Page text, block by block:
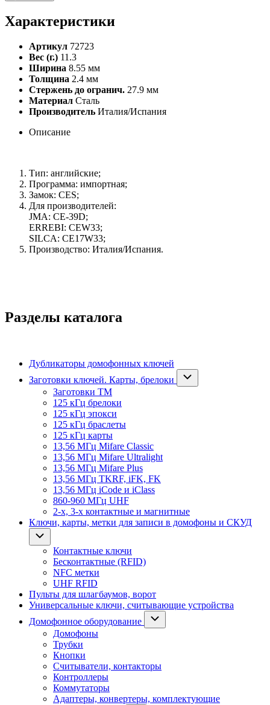
Характеристики
Артикул 72723
Вес (г.) 11.3
Ширина 8.55 мм
Толщина 2.4 мм
Стержень до огранич. 27.9 мм
Материал Сталь
Производитель Италия/Испания
Описание
Тип: английские;
Программа: импортная;
Замок: CES;
Для производителей:
JMA: CE-39D;
ERREBI: CEW33;
SILCA: CE17W33;
Производство: Италия/Испания.
Разделы каталога
Дубликаторы домофонных ключей
Заготовки ключей. Карты, брелоки
Заготовки ТМ
125 кГц брелоки
125 кГц эпокси
125 кГц браслеты
125 кГц карты
13,56 МГц Mifare Classic
13,56 МГц Mifare Ultralight
13,56 МГц Mifare Plus
13,56 МГц TKRF, iFK, FK
13,56 МГц iCode и iClass
860-960 МГц UHF
2-х, 3-х контактные и магнитные
Ключи, карты, метки для записи в домофоны и СКУД
Контактные ключи
Бесконтактные (RFID)
NFC метки
UHF RFID
Пульты для шлагбаумов, ворот
Универсальные ключи, считывающие устройства
Домофонное оборудование
Домофоны
Трубки
Кнопки
Считыватели, контакторы
Контроллеры
Коммутаторы
Адаптеры, конвертеры, комплектующие